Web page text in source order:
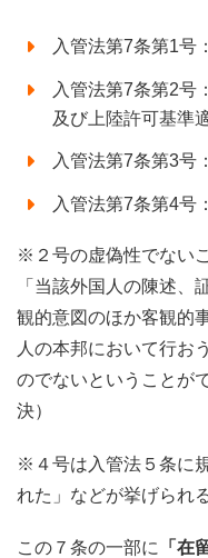
入管法第7条第1号
入管法第7条第2号
及び上陸許可基準
入管法第7条第3号
入管法第7条第4号
※２号の虚偽性でない
「当該外国人の陳述、
観的意図のほか客観的
人の本邦において行お
のでないということが
決）
※４号は入管法５条に
れた」などが挙げられる
この７条の一部に 「在